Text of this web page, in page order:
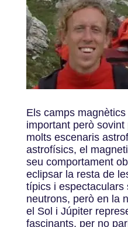
Els camps
important però
molts escenaris
astrofísics, el
seu comportament
eclipsar la resta de
típics i espectaculars
neutrons, però en la
el Sol i Júpiter
fascinants, per no